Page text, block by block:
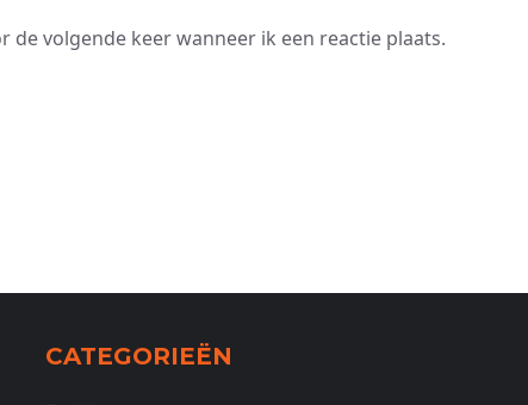
de volgende keer wanneer ik een reactie plaats.
CATEGORIEËN